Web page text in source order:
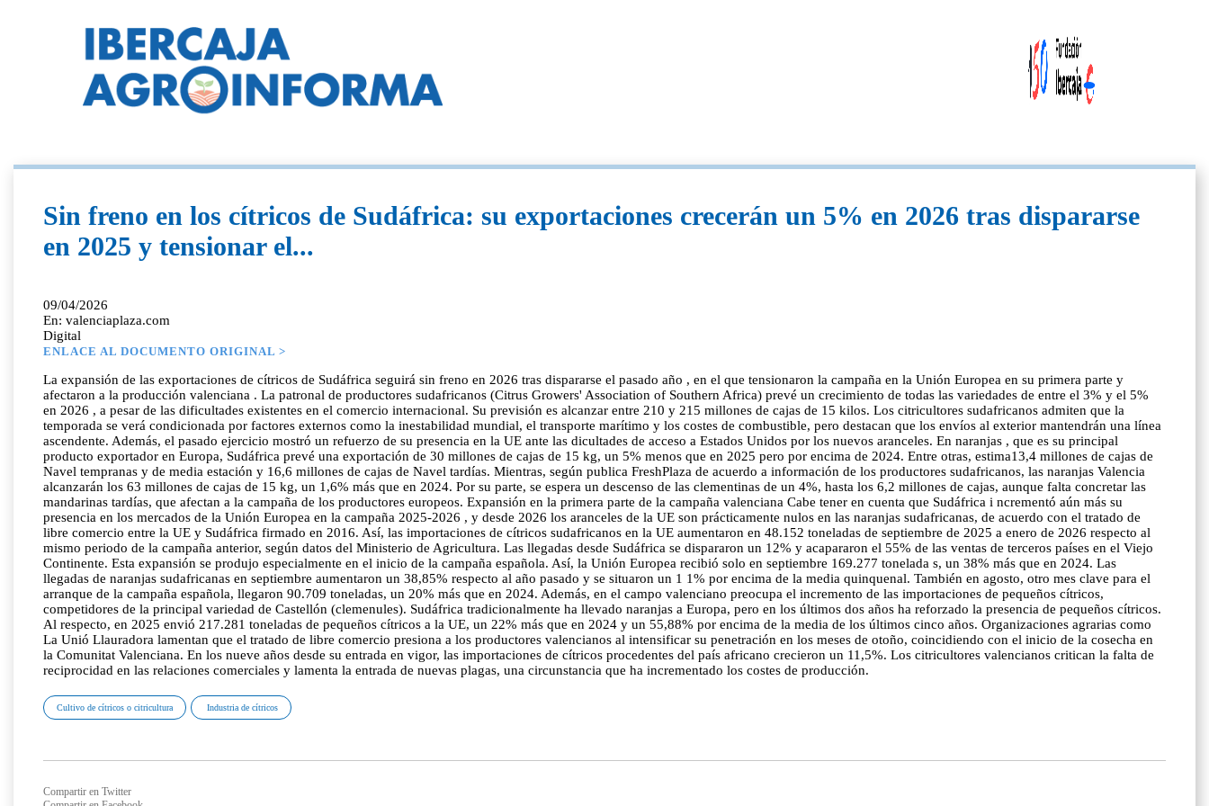
Sin freno en los cítricos de Sudáfrica: su exportaciones crecerán un 5% en 2026 tras dispararse
en 2025 y tensionar el...
09/04/2026
En: valenciaplaza.com
Digital
ENLACE AL DOCUMENTO ORIGINAL >
La expansión de las exportaciones de cítricos de Sudáfrica seguirá sin freno en 2026 tras dispararse el pasado año , en el que tensionaron la campaña en la Unión Europea en su primera parte y
afectaron a la producción valenciana . La patronal de productores sudafricanos (Citrus Growers' Association of Southern Africa) prevé un crecimiento de todas las variedades de entre el 3% y el 5%
en 2026 , a pesar de las dificultades existentes en el comercio internacional. Su previsión es alcanzar entre 210 y 215 millones de cajas de 15 kilos. Los citricultores sudafricanos admiten que la
temporada se verá condicionada por factores externos como la inestabilidad mundial, el transporte marítimo y los costes de combustible, pero destacan que los envíos al exterior mantendrán una línea
ascendente. Además, el pasado ejercicio mostró un refuerzo de su presencia en la UE ante las dicultades de acceso a Estados Unidos por los nuevos aranceles. En naranjas , que es su principal
producto exportador en Europa, Sudáfrica prevé una exportación de 30 millones de cajas de 15 kg, un 5% menos que en 2025 pero por encima de 2024. Entre otras, estima13,4 millones de cajas de
Navel tempranas y de media estación y 16,6 millones de cajas de Navel tardías. Mientras, según publica FreshPlaza de acuerdo a información de los productores sudafricanos, las naranjas Valencia
alcanzarán los 63 millones de cajas de 15 kg, un 1,6% más que en 2024. Por su parte, se espera un descenso de las clementinas de un 4%, hasta los 6,2 millones de cajas, aunque falta concretar las
mandarinas tardías, que afectan a la campaña de los productores europeos. Expansión en la primera parte de la campaña valenciana Cabe tener en cuenta que Sudáfrica i ncrementó aún más su
presencia en los mercados de la Unión Europea en la campaña 2025-2026 , y desde 2026 los aranceles de la UE son prácticamente nulos en las naranjas sudafricanas, de acuerdo con el tratado de
libre comercio entre la UE y Sudáfrica firmado en 2016. Así, las importaciones de cítricos sudafricanos en la UE aumentaron en 48.152 toneladas de septiembre de 2025 a enero de 2026 respecto al
mismo periodo de la campaña anterior, según datos del Ministerio de Agricultura. Las llegadas desde Sudáfrica se dispararon un 12% y acapararon el 55% de las ventas de terceros países en el Viejo
Continente. Esta expansión se produjo especialmente en el inicio de la campaña española. Así, la Unión Europea recibió solo en septiembre 169.277 tonelada s, un 38% más que en 2024. Las
llegadas de naranjas sudafricanas en septiembre aumentaron un 38,85% respecto al año pasado y se situaron un 1 1% por encima de la media quinquenal. También en agosto, otro mes clave para el
arranque de la campaña española, llegaron 90.709 toneladas, un 20% más que en 2024. Además, en el campo valenciano preocupa el incremento de las importaciones de pequeños cítricos,
competidores de la principal variedad de Castellón (clemenules). Sudáfrica tradicionalmente ha llevado naranjas a Europa, pero en los últimos dos años ha reforzado la presencia de pequeños cítricos.
Al respecto, en 2025 envió 217.281 toneladas de pequeños cítricos a la UE, un 22% más que en 2024 y un 55,88% por encima de la media de los últimos cinco años. Organizaciones agrarias como
La Unió Llauradora lamentan que el tratado de libre comercio presiona a los productores valencianos al intensificar su penetración en los meses de otoño, coincidiendo con el inicio de la cosecha en
la Comunitat Valenciana. En los nueve años desde su entrada en vigor, las importaciones de cítricos procedentes del país africano crecieron un 11,5%. Los citricultores valencianos critican la falta de
reciprocidad en las relaciones comerciales y lamenta la entrada de nuevas plagas, una circunstancia que ha incrementado los costes de producción.
Cultivo de cítricos o citricultura Industria de cítricos
Compartir en Twitter